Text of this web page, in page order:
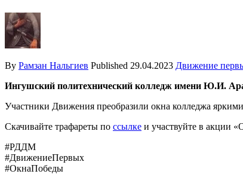
By Рамзан Нальгиев Published 29.04.2023 Движение
Ингушский политехнический колледж имени Ю.И.
Участники Движения преобразили окна колледжа
Скачивайте трафареты по ссылке и участвуйте в акции
#РДДМ
#ДвижениеПервых
#ОкнаПобеды